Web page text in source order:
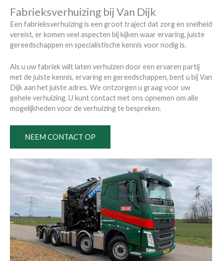
Fabrieksverhuizing bij Van Dijk
Een fabrieksverhuizing is een groot traject dat zorg en snelheid
vereist, er komen veel aspecten bij kijken waar ervaring, juiste
gereedschappen en specialistische kennis voor nodig is.
Als u uw fabriek wilt laten verhuizen door een ervaren partij
met de juiste kennis, ervaring en gereedschappen, bent u bij Van
Dijk aan het juiste adres. We ontzorgen u graag voor uw
gehele verhuizing. U kunt contact met ons opnemen om alle
mogelijkheden voor de verhuizing te bespreken.
NEEM CONTACT OP